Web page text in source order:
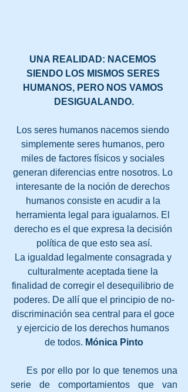
UNA REALIDAD: NACEMOS
SIENDO LOS MISMOS SERES
HUMANOS, PERO NOS VAMOS
DESIGUALANDO.
Los seres humanos nacemos siendo
simplemente seres humanos, pero
miles de factores físicos y sociales
generan diferencias entre nosotros. Lo
interesante de la noción de derechos
humanos consiste en acudir a la
herramienta legal para igualarnos. El
derecho es el que expresa la decisión
política de que esto sea así.
La igualdad legalmente consagrada y
culturalmente aceptada tiene la
finalidad de corregir el desequilibrio de
poderes. De allí que el principio de no-
discriminación sea central para el goce
y ejercicio de los derechos humanos
de todos. Mónica Pinto
serie de comportamientos que van